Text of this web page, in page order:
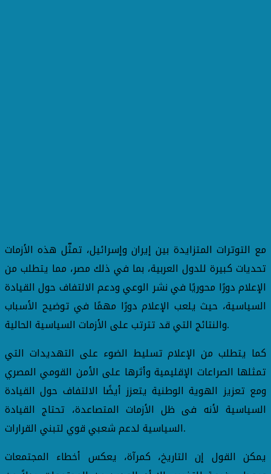
مع التوترات المتزايدة بين إيران وإسرائيل، تمثّل هذه الأزمات
تحديات كبيرة للدول العربية، بما في ذلك مصر، مما يتطلب من
الإعلام دورًا محوريًا في نشر الوعي ودعم الالتفاف حول القيادة
السياسية، حيث يلعب الإعلام دورًا مهمًا في توضيح الأسباب
والنتائج التي قد تترتب على الأزمات السياسية الحالية.
كما يتطلب من الإعلام تسليط الضوء على التهديدات التي
تمثلها الصراعات الإقليمية وأثرها على الأمن القومي المصري
ومع تعزيز الهوية الوطنية يتعزز أيضًا الالتفاف حول القيادة
السياسية لأنه فى ظل الأزمات المتصاعدة، تحتاج القيادة
السياسية لدعم شعبي قوي لتبني القرارات.
يمكن القول إن التاريخ، كمرآة، يعكس أخطاء المجتمعات